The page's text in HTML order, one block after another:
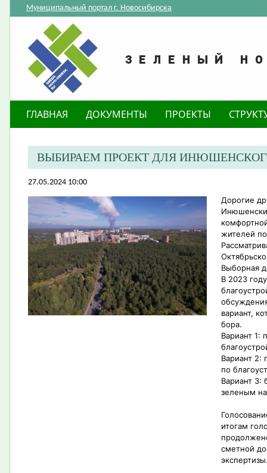
Муниципальный портал г. Новосибирска
ГЛАВНАЯ ДОКУМЕНТЫ ПРОЕКТЫ
ВЫБИРАЕМ ПРОЕКТ ДЛЯ
27.05.2024 10:00
Дорогие
жителей
Выборная
В 2023
вариант,
бора.
Вариант 1:
Вариант 2:
по
Вариант 3:
зеленым
итогам
сметной